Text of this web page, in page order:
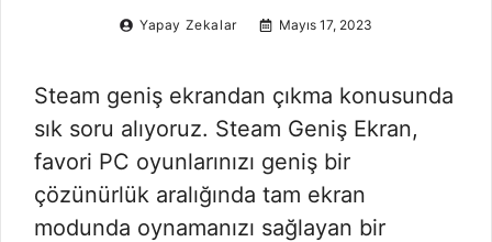
Yapay Zekalar Mayıs 17, 2023
Steam geniş ekrandan çıkma konusunda
sık soru alıyoruz. Steam Geniş Ekran,
favori PC oyunlarınızı geniş bir
çözünürlük aralığında tam ekran
modunda oynamanızı sağlayan bir